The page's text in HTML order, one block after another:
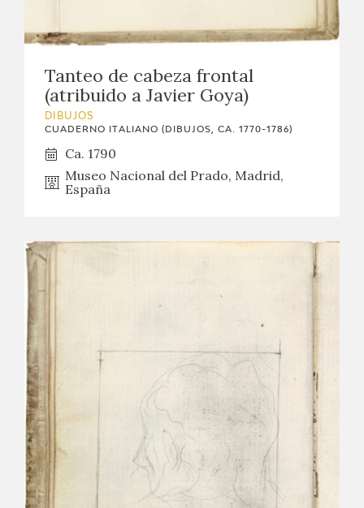
Tanteo de cabeza frontal
(atribuido a Javier Goya)
DIBUJOS
CUADERNO ITALIANO (DIBUJOS, CA. 1770-1786)
Ca. 1790
Museo Nacional del Prado, Madrid,
España